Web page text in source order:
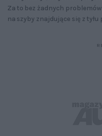
Za to bez żadnych
na szyby znajdujące się z tyłu